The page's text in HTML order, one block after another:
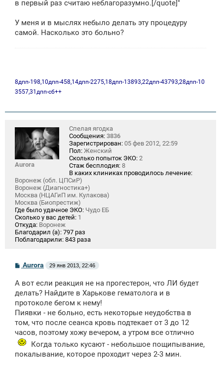
в первый раз считаю неблагоразумно.[/quote]"
У меня и в мыслях небыло делать эту процедуру
самой. Насколько это больно?
8дпп-198,10дпп-458,14дпп-2275,18дпп-13893,22дпп-43793,28дпп-10
3557,31дпп-сб++
Aurora
Спелая ягодка
Сообщения: 3836
Зарегистрирован: 05 фев 2012, 22:59
Пол: Женский
Сколько попыток ЭКО: 2
Стаж бесплодия: 8
В каких клиниках проводилось лечение:
Воронеж (обл. ЦПСиР)
Воронеж (Диагностика+)
Москва (НЦАГиП им. Кулакова)
Москва (Биопрестиж)
Где было удачное ЭКО: Чудо ЕБ
Сколько у вас детей: 1
Откуда: Воронеж
Благодарил (а): 797 раз
Поблагодарили: 843 раза
С
б
щ
н
и
Aurora 29 янв 2013, 22:46
А вот если реакция не на прогестерон, что ЛИ будет
делать? Найдите в Харькове гематолога и в
протоколе бегом к нему!
Пиявки - не больно, есть некоторые неудобства в
том, что после сеанса кровь подтекает от 3 до 12
часов, поэтому хожу вечером, а утром все отлично
Когда только кусают - небольшое пощипывание,
покалывание, которое проходит через 2-3 мин.